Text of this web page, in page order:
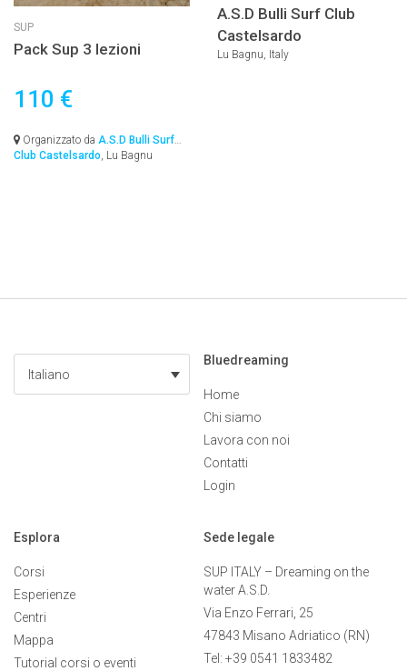
SUP
Pack Sup 3 lezioni
110 €
Organizzato da A.S.D Bulli Surf
Club Castelsardo, Lu Bagnu
SURF
A.S.D Bulli Surf Club
Castelsardo
Lu Bagnu, Italy
Italiano
Bluedreaming
Home
Chi siamo
Lavora con noi
Contatti
Login
Esplora
Corsi
Esperienze
Centri
Mappa
Tutorial corsi o eventi
Sede legale
SUP ITALY – Dreaming on the
water A.S.D.
Via Enzo Ferrari, 25
47843 Misano Adriatico (RN)
Tel: +39 0541 1833482